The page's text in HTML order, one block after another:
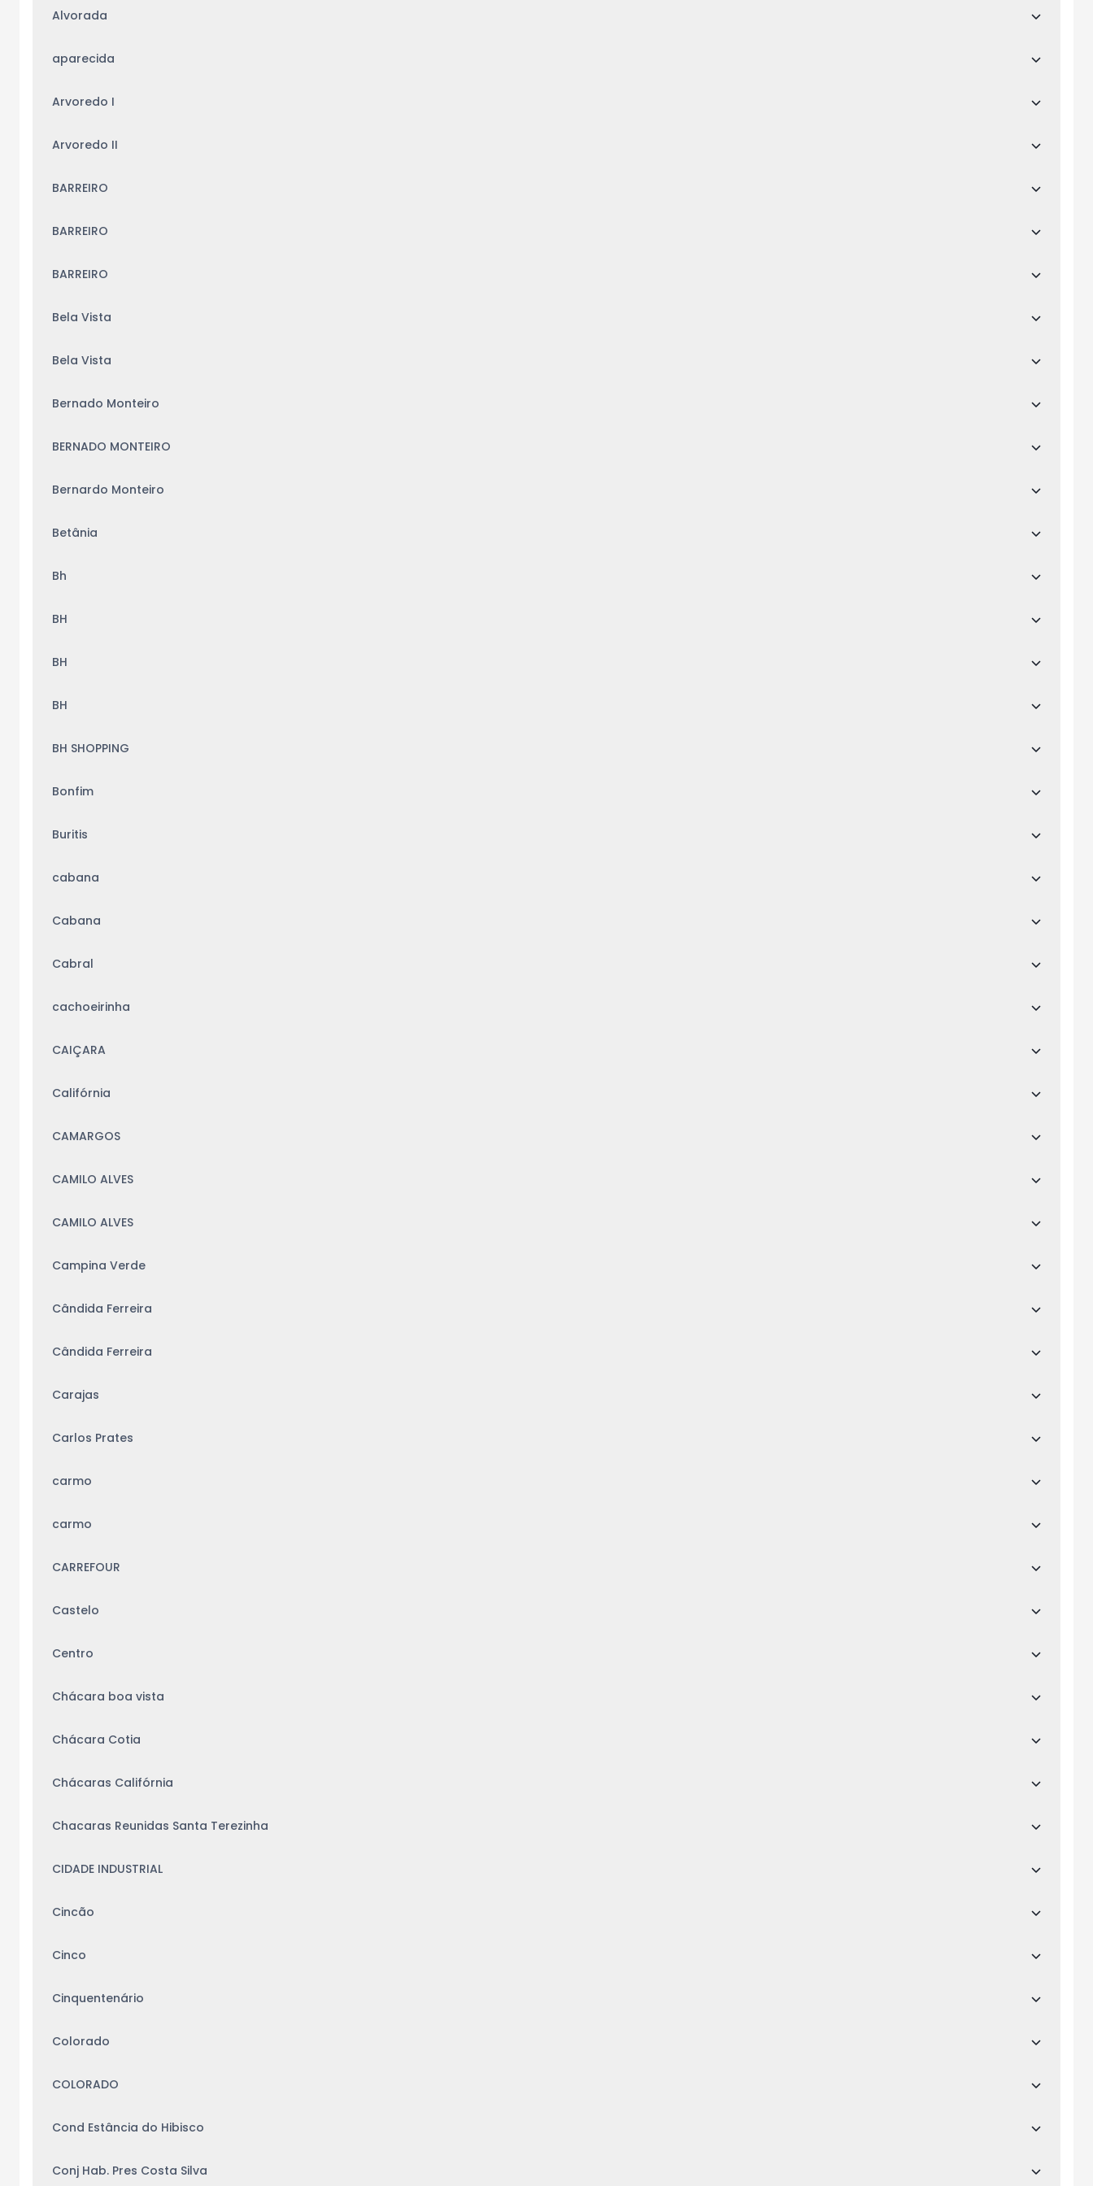
Alvorada
aparecida
Arvoredo I
Arvoredo II
BARREIRO
BARREIRO
BARREIRO
Bela Vista
Bela Vista
Bernado Monteiro
BERNADO MONTEIRO
Bernardo Monteiro
Betânia
Bh
BH
BH
BH
BH SHOPPING
Bonfim
Buritis
cabana
Cabana
Cabral
cachoeirinha
CAIÇARA
Califórnia
CAMARGOS
CAMILO ALVES
CAMILO ALVES
Campina Verde
Cândida Ferreira
Cândida Ferreira
Carajas
Carlos Prates
carmo
carmo
CARREFOUR
Castelo
Centro
Chácara boa vista
Chácara Cotia
Chácaras Califórnia
Chacaras Reunidas Santa Terezinha
CIDADE INDUSTRIAL
Cincão
Cinco
Cinquentenário
Colorado
COLORADO
Cond Estância do Hibisco
Conj Hab. Pres Costa Silva